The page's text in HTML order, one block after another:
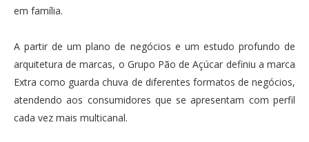
em família.
A partir de um plano de negócios e um estudo profundo de
arquitetura de marcas, o Grupo Pão de Açúcar definiu a marca
Extra como guarda chuva de diferentes formatos de negócios,
atendendo aos consumidores que se apresentam com perfil
cada vez mais multicanal.